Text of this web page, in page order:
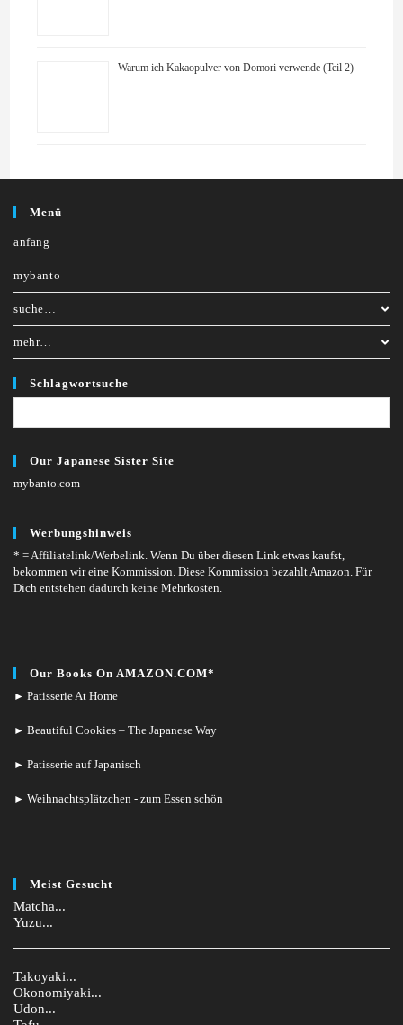
Warum ich Kakaopulver von Domori verwende (Teil 2)
Menü
anfang
mybanto
suche…
mehr…
Schlagwortsuche
Our Japanese Sister Site
mybanto.com
Werbungshinweis
* = Affiliatelink/Werbelink. Wenn Du über diesen Link etwas kaufst,
bekommen wir eine Kommission. Diese Kommission bezahlt Amazon. Für
Dich entstehen dadurch keine Mehrkosten.
Our Books On AMAZON.COM*
► Patisserie At Home
► Beautiful Cookies – The Japanese Way
► Patisserie auf Japanisch
► Weihnachtsplätzchen - zum Essen schön
Meist Gesucht
Matcha...
Yuzu...
Takoyaki...
Okonomiyaki...
Udon...